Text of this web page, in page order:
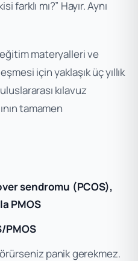
farklı mı?” Hayır. Aynı
eğitim materyalleri ve
için yaklaşık üç yıllık
kılavuz
tamamen
sendromu (PCOS),
PMOS
PMOS
panik gerekmez.